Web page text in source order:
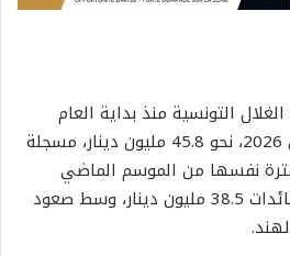
التونسية منذ بداية العام
الحالي وإلى غاية 19 ماي 2026، نحو 45.8 مليون دينار، مسجلة
نفسها من الموسم الماضي
2025 التي بلغت فيها العائدات 38.5 مليون دينار، وسط صعود